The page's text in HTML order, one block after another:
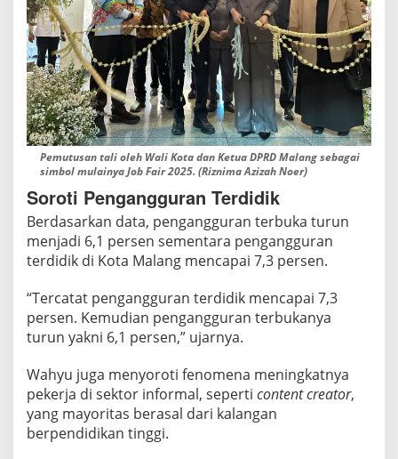
G
e
a
r
T
u
r
u
n
k
a
P
e
a
n
g
Pemutusan tali oleh Wali Kota dan Ketua DPRD Malang sebagai
simbol mulainya Job Fair 2025. (Riznima Azizah Noer)
Soroti Pengangguran Terdidik
Berdasarkan data, pengangguran terbuka turun
menjadi 6,1 persen sementara pengangguran
terdidik di Kota Malang mencapai 7,3 persen.
“Tercatat pengangguran terdidik mencapai 7,3
persen. Kemudian pengangguran terbukanya
turun yakni 6,1 persen,” ujarnya.
Wahyu juga menyoroti fenomena meningkatnya
pekerja di sektor informal, seperti content creator,
yang mayoritas berasal dari kalangan
berpendidikan tinggi.